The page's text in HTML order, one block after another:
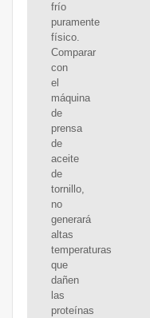
frío
puramente
físico.
Comparar
con
el
máquina
de
prensa
de
aceite
de
tornillo,
no
generará
altas
temperaturas
que
dañen
las
proteínas